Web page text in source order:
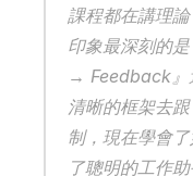
課程都在講理
印象最深刻的
→ Feedback』
清晰的框架去
制，現在學會
了聰明的工作